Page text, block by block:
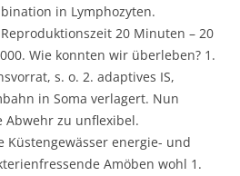
in Lymphozyten.
20 Minuten – 20
Wie konnten wir überleben? 1.
s. o. 2. adaptives IS,
in Soma verlagert. Nun
Abwehr zu unflexibel.
Küstengewässer energie- und
Amöben wohl 1.